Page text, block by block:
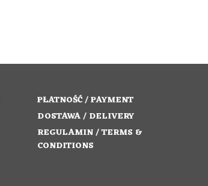
PŁATNOŚĆ / PAYMENT
DOSTAWA / DELIVERY
REGULAMIN / TERMS &
CONDITIONS